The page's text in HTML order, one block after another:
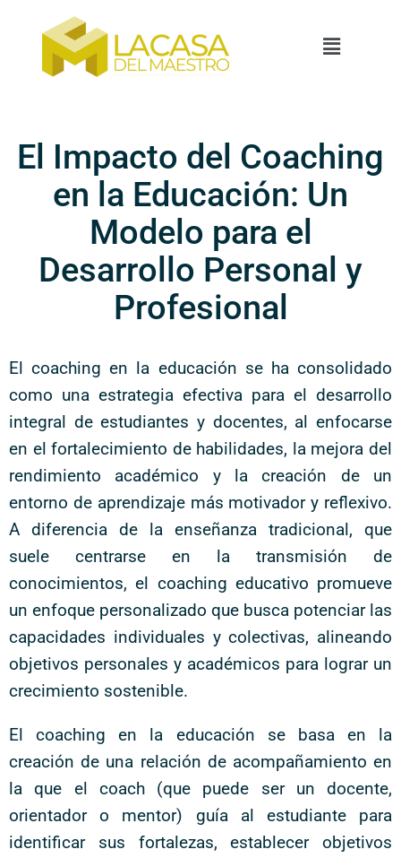
El Impacto del Coaching
en la Educación: Un
Modelo para el
Desarrollo Personal y
Profesional
El coaching en la educación se ha consolidado
como una estrategia efectiva para el desarrollo
integral de estudiantes y docentes, al enfocarse
en el fortalecimiento de habilidades, la mejora del
rendimiento académico y la creación de un
entorno de aprendizaje más motivador y reflexivo.
A diferencia de la enseñanza tradicional, que
suele centrarse en la transmisión de
conocimientos, el coaching educativo promueve
un enfoque personalizado que busca potenciar las
capacidades individuales y colectivas, alineando
objetivos personales y académicos para lograr un
crecimiento sostenible.
El coaching en la educación se basa en la
creación de una relación de acompañamiento en
la que el coach (que puede ser un docente,
orientador o mentor) guía al estudiante para
identificar sus fortalezas, establecer objetivos